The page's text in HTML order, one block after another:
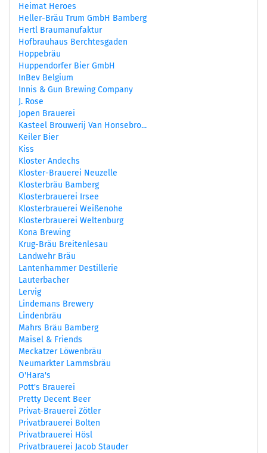
Heimat Heroes
Heller-Bräu Trum GmbH Bamberg
Hertl Braumanufaktur
Hofbrauhaus Berchtesgaden
Hoppebräu
Huppendorfer Bier GmbH
InBev Belgium
Innis & Gun Brewing Company
J. Rose
Jopen Brauerei
Kasteel Brouwerij Van Honsebro...
Keiler Bier
Kiss
Kloster Andechs
Kloster-Brauerei Neuzelle
Klosterbräu Bamberg
Klosterbrauerei Irsee
Klosterbrauerei Weißenohe
Klosterbrauerei Weltenburg
Kona Brewing
Krug-Bräu Breitenlesau
Landwehr Bräu
Lantenhammer Destillerie
Lauterbacher
Lervig
Lindemans Brewery
Lindenbräu
Mahrs Bräu Bamberg
Maisel & Friends
Meckatzer Löwenbräu
Neumarkter Lammsbräu
O'Hara's
Pott's Brauerei
Pretty Decent Beer
Privat-Brauerei Zötler
Privatbrauerei Bolten
Privatbrauerei Hösl
Privatbrauerei Jacob Stauder